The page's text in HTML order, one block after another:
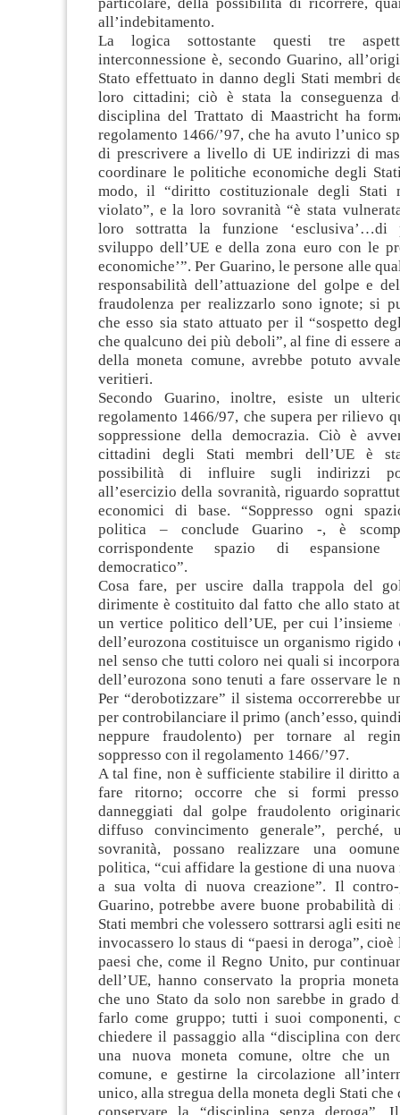
all’indebitamento.
La logica sottostante questi tre
interconnessione è, secondo Guarino,
Stato effettuato in danno degli Stati membri
loro cittadini; ciò è stata la conseguenza
disciplina del Trattato di Maastricht ha
regolamento 1466/’97, che ha avuto l’unico
di prescrivere a livello di UE indirizzi di
coordinare le politiche economiche degli
modo, il “diritto costituzionale degli Stati
violato”, e la loro sovranità “è stata
loro sottratta la funzione ‘esclusiva’…di
sviluppo dell’UE e della zona euro con le
economiche’”. Per Guarino, le persone alle
responsabilità dell’attuazione del golpe e
fraudolenza per realizzarlo sono ignote; si
che esso sia stato attuato per il “sospetto
che qualcuno dei più deboli”, al fine di essere
della moneta comune, avrebbe potuto
veritieri.
Secondo Guarino, inoltre, esiste un
regolamento 1466/97, che supera per rilievo
soppressione della democrazia. Ciò è
cittadini degli Stati membri dell’UE è
possibilità di influire sugli indirizzi
all’esercizio della sovranità, riguardo
economici di base. “Soppresso ogni
politica – conclude Guarino -, è
corrispondente spazio di
democratico”.
Cosa fare, per uscire dalla trappola del
dirimente è costituito dal fatto che allo stato
un vertice politico dell’UE, per cui
dell’eurozona costituisce un organismo rigido
nel senso che tutti coloro nei quali si
dell’eurozona sono tenuti a fare osservare le
Per “derobotizzare” il sistema occorrerebbe
per controbilanciare il primo (anch’esso,
neppure fraudolento) per tornare al
soppresso con il regolamento 1466/’97.
A tal fine, non è sufficiente stabilire il diritto
fare ritorno; occorre che si formi
danneggiati dal golpe fraudolento
diffuso convincimento generale”, perché,
sovranità, possano realizzare una
politica, “cui affidare la gestione di una nuova
a sua volta di nuova creazione”. Il contro-
Guarino, potrebbe avere buone probabilità di
Stati membri che volessero sottrarsi agli esiti
invocassero lo staus di “paesi in deroga”,
paesi che, come il Regno Unito, pur
dell’UE, hanno conservato la propria
che uno Stato da solo non sarebbe in grado
farlo come gruppo; tutti i suoi componenti,
chiedere il passaggio alla “disciplina con
una nuova moneta comune, oltre che un
comune, e gestirne la circolazione
unico, alla stregua della moneta degli Stati che
conservare la “disciplina senza deroga”.